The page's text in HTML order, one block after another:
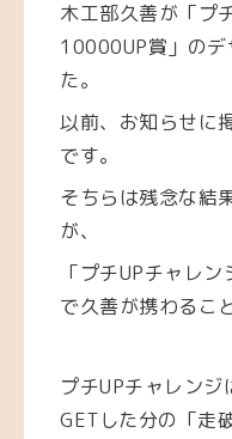
木工部久善が「
10000UP賞」のデ
た。
以前、お知らせに
です。
そちらは残念な結
が、
「プチUPチャレ
で久善が携わるこ
プチUPチャレン
GETした分の 「走